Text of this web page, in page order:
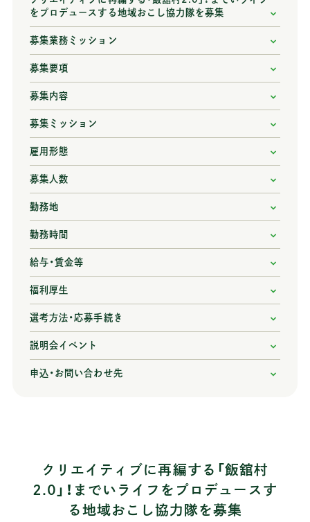
をプロデュースする地域おこし協力隊を募集
募集業務ミッション
募集要項
募集内容
募集ミッション
雇用形態
募集人数
勤務地
勤務時間
給与・賃金等
福利厚生
選考方法・応募手続き
説明会イベント
申込・お問い合わせ先
クリエイティブに再編する「飯舘村
2.0」！までいライフをプロデュースす
る地域おこし協力隊を募集